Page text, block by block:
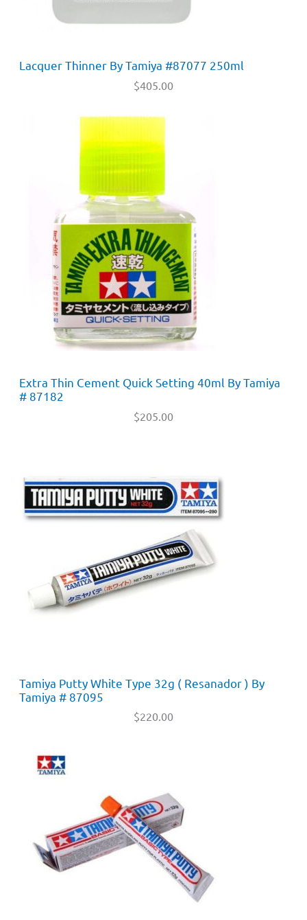
Lacquer Thinner By Tamiya #87077 250ml
$405.00
Extra Thin Cement Quick Setting 40ml By Tamiya
# 87182
$205.00
Tamiya Putty White Type 32g ( Resanador ) By
Tamiya # 87095
$220.00